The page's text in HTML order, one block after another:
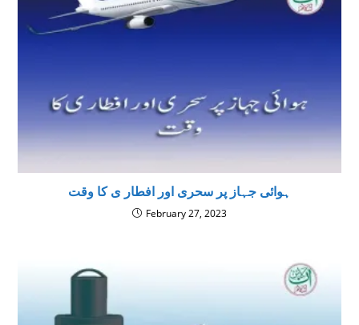
ہوائی جہاز پر سحری اور افطار ی کا وقت
February 27, 2023